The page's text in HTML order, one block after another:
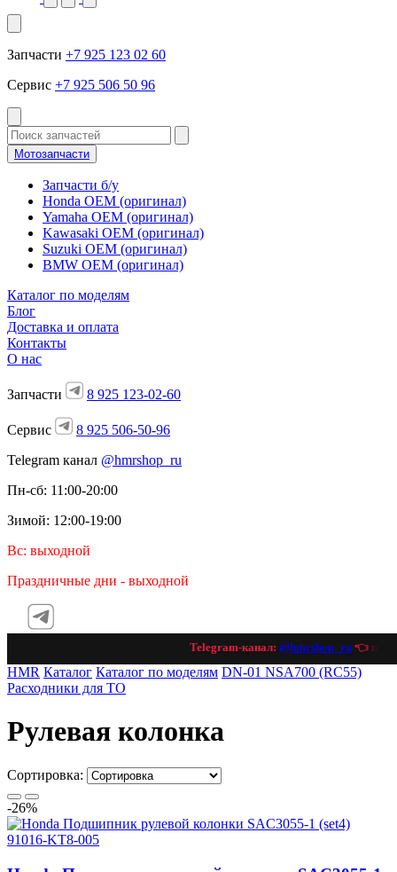
Запчасти +7 925 123 02 60
Сервис +7 925 506 50 96
Мотозапчасти
Запчасти б/у
Honda OEM (оригинал)
Yamaha OEM (оригинал)
Kawasaki OEM (оригинал)
Suzuki OEM (оригинал)
BMW OEM (оригинал)
Каталог по моделям
Блог
Доставка и оплата
Контакты
О нас
Запчасти 8 925 123-02-60
Сервис
8 925 506-50-96
Telegram канал @hmrshop_ru
Пн-сб: 11:00-20:00
Зимой: 12:00-19:00
Вс: выходной
Праздничные дни - выходной
Telegram-канал:@hmrshop_ru👈
HMR Каталог Каталог по моделям DN-01 NSA700 (RC55)
Расходники для ТО
Рулевая колонка
Сортировка:
-26%